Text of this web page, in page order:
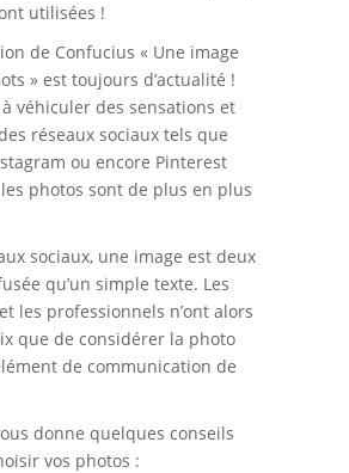
utilisées !
de Confucius « Une image
» est toujours d’actualité !
à véhiculer des sensations et
réseaux sociaux tels que
ou encore Pinterest
photos sont de plus en plus
sociaux, une image est deux
qu’un simple texte. Les
les professionnels n’ont alors
que de considérer la photo
de communication de
donne quelques conseils
vos photos :